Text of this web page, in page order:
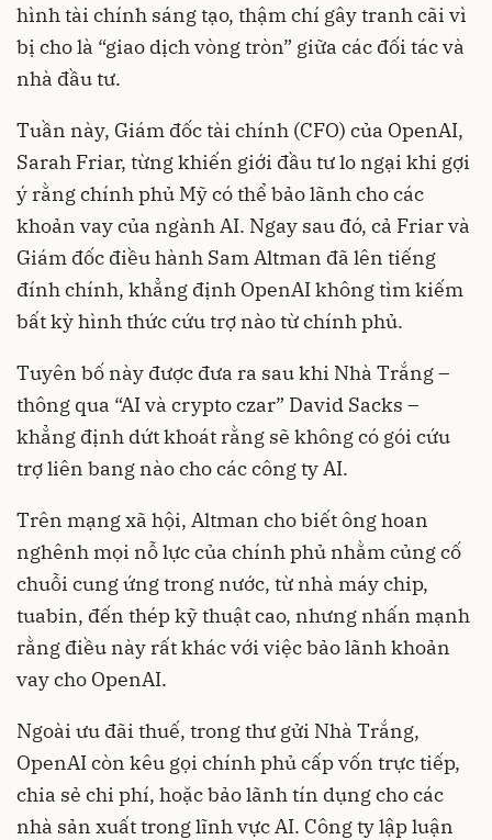
hình tài chính sáng tạo, thậm chí gây tranh cãi vì
bị cho là “giao dịch vòng tròn” giữa các đối tác và
nhà đầu tư.
Tuần này, Giám đốc tài chính (CFO) của OpenAI,
Sarah Friar, từng khiến giới đầu tư lo ngại khi gợi
ý rằng chính phủ Mỹ có thể bảo lãnh cho các
khoản vay của ngành AI. Ngay sau đó, cả Friar và
Giám đốc điều hành Sam Altman đã lên tiếng
đính chính, khẳng định OpenAI không tìm kiếm
bất kỳ hình thức cứu trợ nào từ chính phủ.
Tuyên bố này được đưa ra sau khi Nhà Trắng –
thông qua “AI và crypto czar” David Sacks –
khẳng định dứt khoát rằng sẽ không có gói cứu
trợ liên bang nào cho các công ty AI.
Trên mạng xã hội, Altman cho biết ông hoan
nghênh mọi nỗ lực của chính phủ nhằm củng cố
chuỗi cung ứng trong nước, từ nhà máy chip,
tuabin, đến thép kỹ thuật cao, nhưng nhấn mạnh
rằng điều này rất khác với việc bảo lãnh khoản
vay cho OpenAI.
Ngoài ưu đãi thuế, trong thư gửi Nhà Trắng,
OpenAI còn kêu gọi chính phủ cấp vốn trực tiếp,
chia sẻ chi phí, hoặc bảo lãnh tín dụng cho các
nhà sản xuất trong lĩnh vực AI. Công ty lập luận